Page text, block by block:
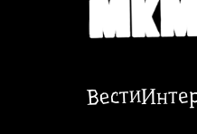
Вести